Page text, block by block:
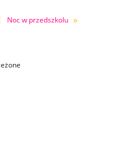
Noc w przedszkolu »